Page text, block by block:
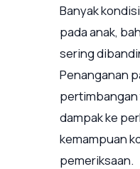
Banyak
pada anak,
sering
Penanganan
pertimbangan
dampak ke
kemampuan
pemeriksaan.